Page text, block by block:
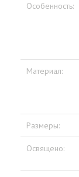
Особенность:
Материал:
Размеры:
Освящено: